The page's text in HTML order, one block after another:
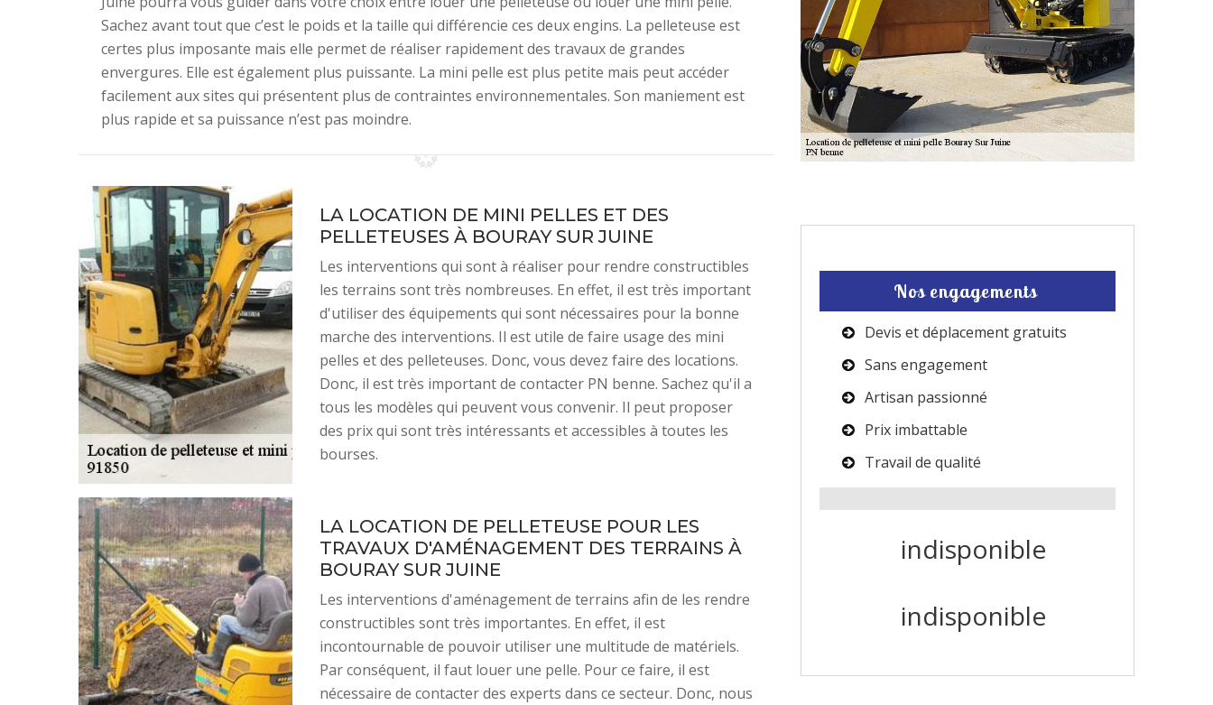
Sachez avant tout que c’est le poids et la taille qui différencie ces deux engins. La pelleteuse est
certes plus imposante mais elle permet de réaliser rapidement des travaux de grandes
envergures. Elle est également plus puissante. La mini pelle est plus petite mais peut accéder
facilement aux sites qui présentent plus de contraintes environnementales. Son maniement est
plus rapide et sa puissance n’est pas moindre.
LA LOCATION DE MINI PELLES ET DES
PELLETEUSES À BOURAY SUR JUINE
Les interventions qui sont à réaliser pour rendre constructibles
les terrains sont très nombreuses. En effet, il est très important
d'utiliser des équipements qui sont nécessaires pour la bonne
marche des interventions. Il est utile de faire usage des mini
pelles et des pelleteuses. Donc, vous devez faire des locations.
Donc, il est très important de contacter PN benne. Sachez qu'il a
tous les modèles qui peuvent vous convenir. Il peut proposer
des prix qui sont très intéressants et accessibles à toutes les
bourses.
LA LOCATION DE PELLETEUSE POUR LES
TRAVAUX D'AMÉNAGEMENT DES TERRAINS À
BOURAY SUR JUINE
Les interventions d'aménagement de terrains afin de les rendre
constructibles sont très importantes. En effet, il est
incontournable de pouvoir utiliser une multitude de matériels.
Par conséquent, il faut louer une pelle. Pour ce faire, il est
nécessaire de contacter des experts dans ce secteur. Donc, nous
Nos engagements
Devis et déplacement gratuits
Sans engagement
Artisan passionné
Prix imbattable
Travail de qualité
indisponible
indisponible